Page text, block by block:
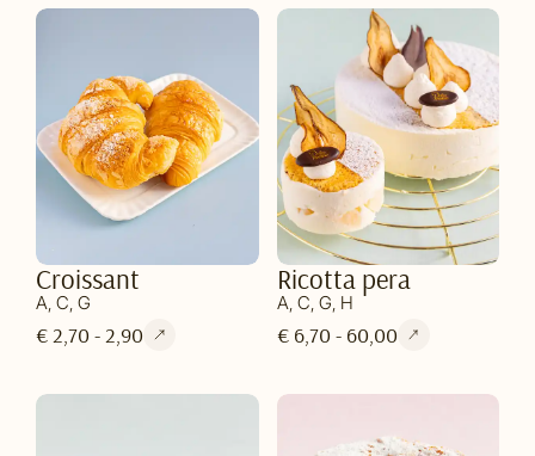
Croissant
A, C, G
€ 2,70 - 2,90
Ricotta pera
A, C, G, H
€ 6,70 - 60,00